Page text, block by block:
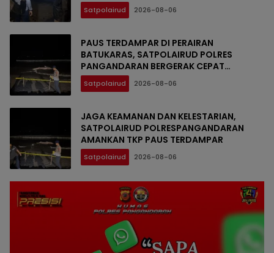
Satpolairud 2026-08-06
PAUS TERDAMPAR DI PERAIRAN
BATUKARAS, SATPOLAIRUD POLRES
PANGANDARAN BERGERAK CEPAT
AMANKAN LOKASI
Satpolairud 2026-08-06
JAGA KEAMANAN DAN KELESTARIAN,
SATPOLAIRUD POLRESPANGANDARAN
AMANKAN TKP PAUS TERDAMPAR
Satpolairud 2026-08-06